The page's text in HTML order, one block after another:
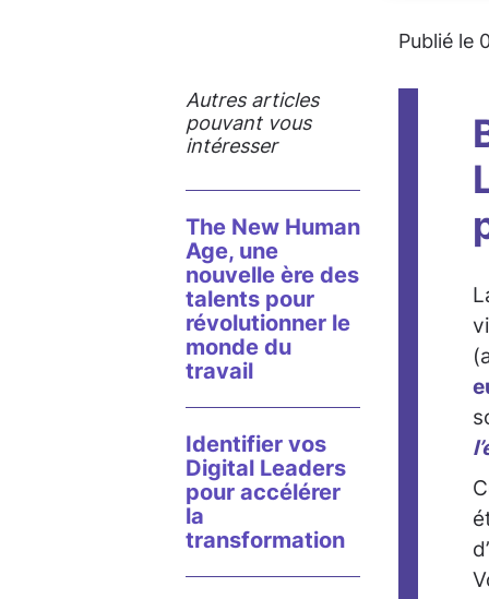
Publié le
Autres articles
pouvant vous
intéresser
The New Human
Age, une
nouvelle ère des
talents pour
révolutionner le
monde du
travail
Identifier vos
Digital Leaders
pour accélérer
la
transformation